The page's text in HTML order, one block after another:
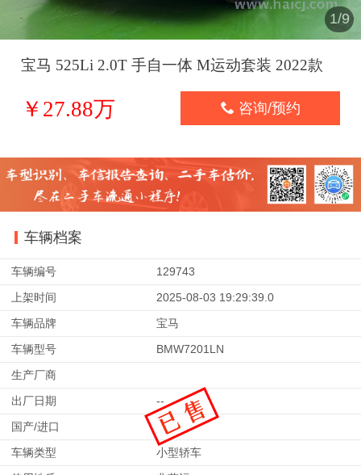
1/9
宝马 525Li 2.0T 手自一体 M运动套装 2022款
￥27.88万  咨询/预约
车辆档案
车辆编号
129743
上架时间
2025-08-03 19:29:39.0
车辆品牌
宝马
车辆型号
BMW7201LN
生产厂商
出厂日期
--
国产/进口
车辆类型
小型轿车